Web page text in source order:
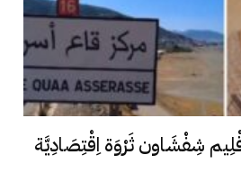
شِفْشَاون ثَرْوَة اِقْتِصَادِيَّة